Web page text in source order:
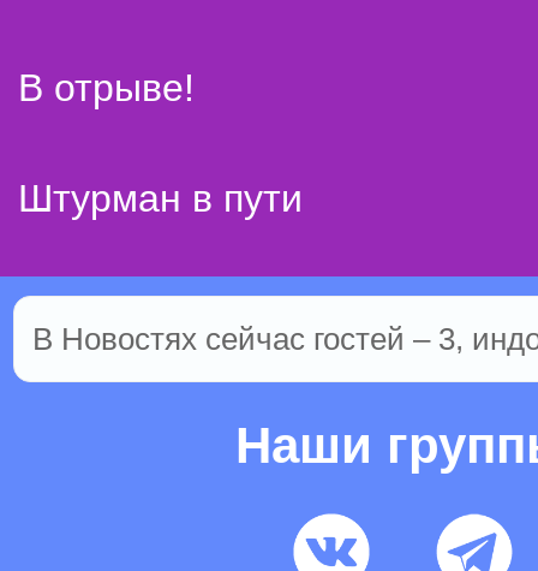
В отрыве!
Штурман в пути
В Новостях сейчас гостей – 3,
Наши